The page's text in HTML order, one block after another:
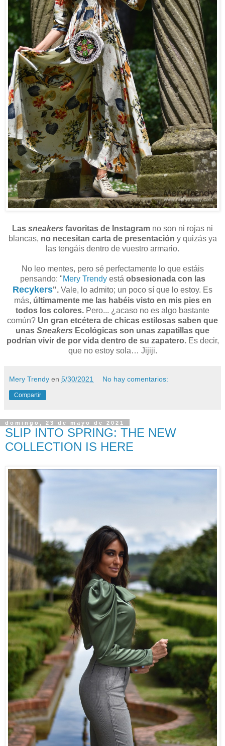
Las sneakers favoritas de Instagram no son ni rojas ni
blancas, no necesitan carta de presentación y quizás ya
las tengáis dentro de vuestro armario.
No leo mentes, pero sé perfectamente lo que estáis
pensando: "Mery Trendyestá obsesionada con las
Recykers". Vale, lo admito; un poco sí que lo estoy. Es
más, últimamente me las habéis visto en mis pies en
todos los colores. Pero... ¿acaso no es algo bastante
común? Un gran etcétera de chicas estilosas saben que
unas Sneakers Ecológicas son unas zapatillas que
podrían vivir de por vida dentro de su zapatero.Es decir,
que no estoy sola… Jijiji.
Mery Trendy en 5/30/2021 No hay comentarios:
Compartir
domingo, 23 de mayo de 2021
SLIP INTO SPRING: THE NEW
COLLECTION IS HERE